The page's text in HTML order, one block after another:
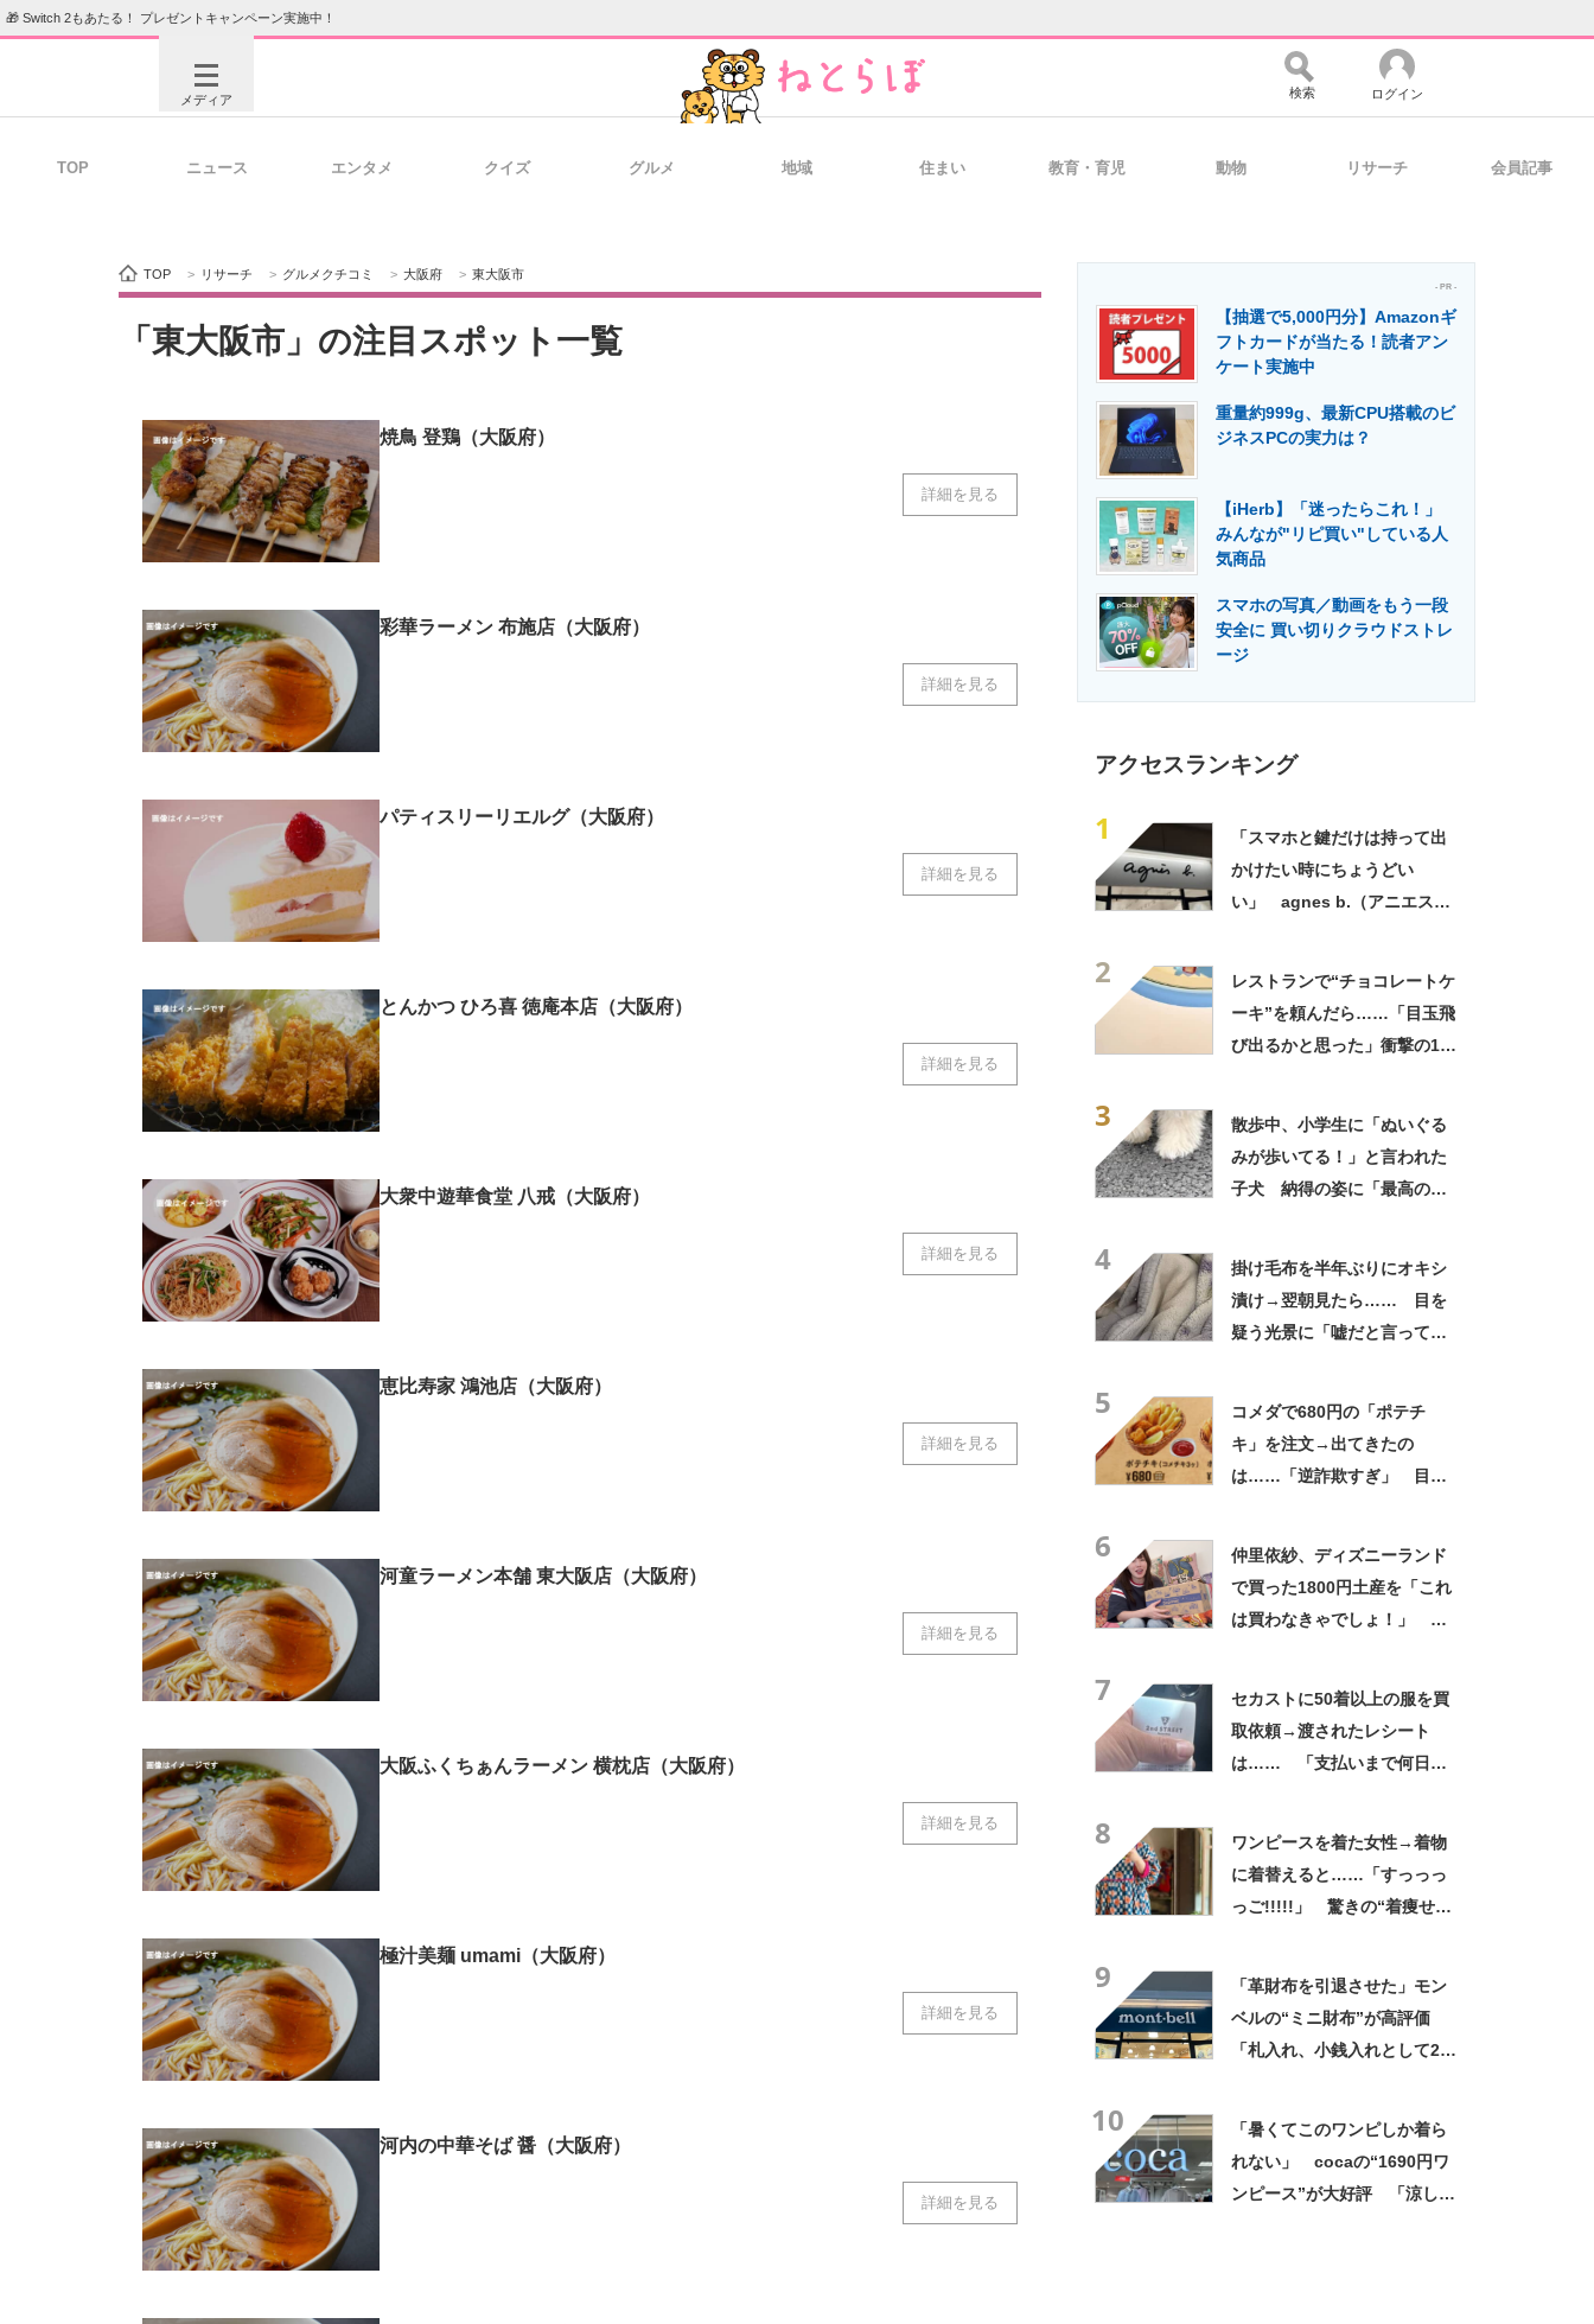
🎁 Switch 2もあたる！ プレゼントキャンペーン実施中！
メディア
ビジネスと働き方のヒント AI活用のいまが分かる 経営リーダーのコミュニティ マーケ×ITの今がよく分かる
ITエンジニア向け専門サイト 企業向けIT製品の総合サイト 製造業のIT導入・活用を支援
モノづくり技術者専門サイト エネルギーの専門メディア 建設×テクノロジーの最前線
ちょっと気になるネットの話題
検索 ログイン
TOP ニュース エンタメ クイズ グルメ 地域 住まい 教育・育児 動物 リサーチ 会員記事
TOP > リサーチ > グルメクチコミ > 大阪府 > 東大阪市
「東大阪市」の注目スポット一覧
焼鳥 登鶏（大阪府）
詳細を見る
彩華ラーメン 布施店（大阪府）
詳細を見る
パティスリーリエルグ（大阪府）
詳細を見る
とんかつ ひろ喜 徳庵本店（大阪府）
詳細を見る
大衆中遊華食堂 八戒（大阪府）
詳細を見る
恵比寿家 鴻池店（大阪府）
詳細を見る
河童ラーメン本舗 東大阪店（大阪府）
詳細を見る
大阪ふくちぁんラーメン 横枕店（大阪府）
詳細を見る
極汁美麺 umami（大阪府）
詳細を見る
河内の中華そば 醤（大阪府）
詳細を見る
- PR -
【抽選で5,000円分】Amazonギ
フトカードが当たる！読者アン
ケート実施中
重量約999g、最新CPU搭載のビ
ジネスPCの実力は？
【iHerb】「迷ったらこれ！」
みんなが"リピ買い"している人
気商品
スマホの写真／動画をもう一段
安全に 買い切りクラウドストレ
ージ
アクセスランキング
1
「スマホと鍵だけは持って出
かけたい時にちょうどい
い」 agnes b.（アニエスべ
2
レストランで“チョコレートケ
ーキ”を頼んだら……「目玉飛
び出るかと思った」衝撃の1皿
3
散歩中、小学生に「ぬいぐる
みが歩いてる！」と言われた
子犬 納得の姿に「最高の褒
4
掛け毛布を半年ぶりにオキシ
漬け→翌朝見たら…… 目を
疑う光景に「嘘だと言ってく
5
コメダで680円の「ポテチ
キ」を注文→出てきたの
は……「逆詐欺すぎ」 目を
6
仲里依紗、ディズニーランド
で買った1800円土産を「これ
は買わなきゃでしょ！」
7
セカストに50着以上の服を買
取依頼→渡されたレシート
は…… 「支払いまで何日か
8
ワンピースを着た女性→着物
に着替えると……「すっっっ
っご!!!!!」 驚きの“着痩せ
9
「革財布を引退させた」モン
ベルの“ミニ財布”が高評価
「札入れ、小銭入れとして2つ
10
「暑くてこのワンピしか着ら
れない」 cocaの“1690円ワ
ンピース”が大好評 「涼しく